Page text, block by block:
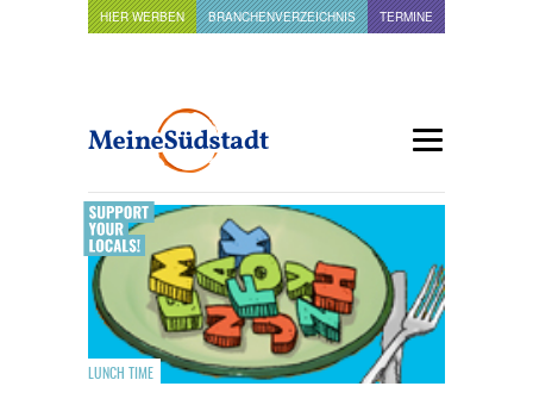
HIER WERBEN BRANCHENVERZEICHNIS TERMINE
LUNCH TIME